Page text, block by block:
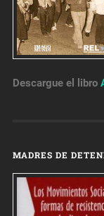
Descargue el libro
MADRES DE